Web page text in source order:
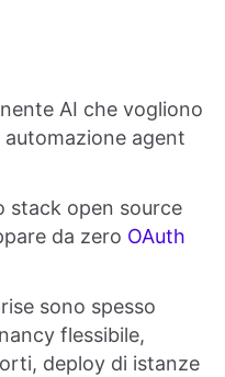
AI che vogliono
agent
stack open source
da zero OAuth
sono spesso
flessibile,
deploy di istanze